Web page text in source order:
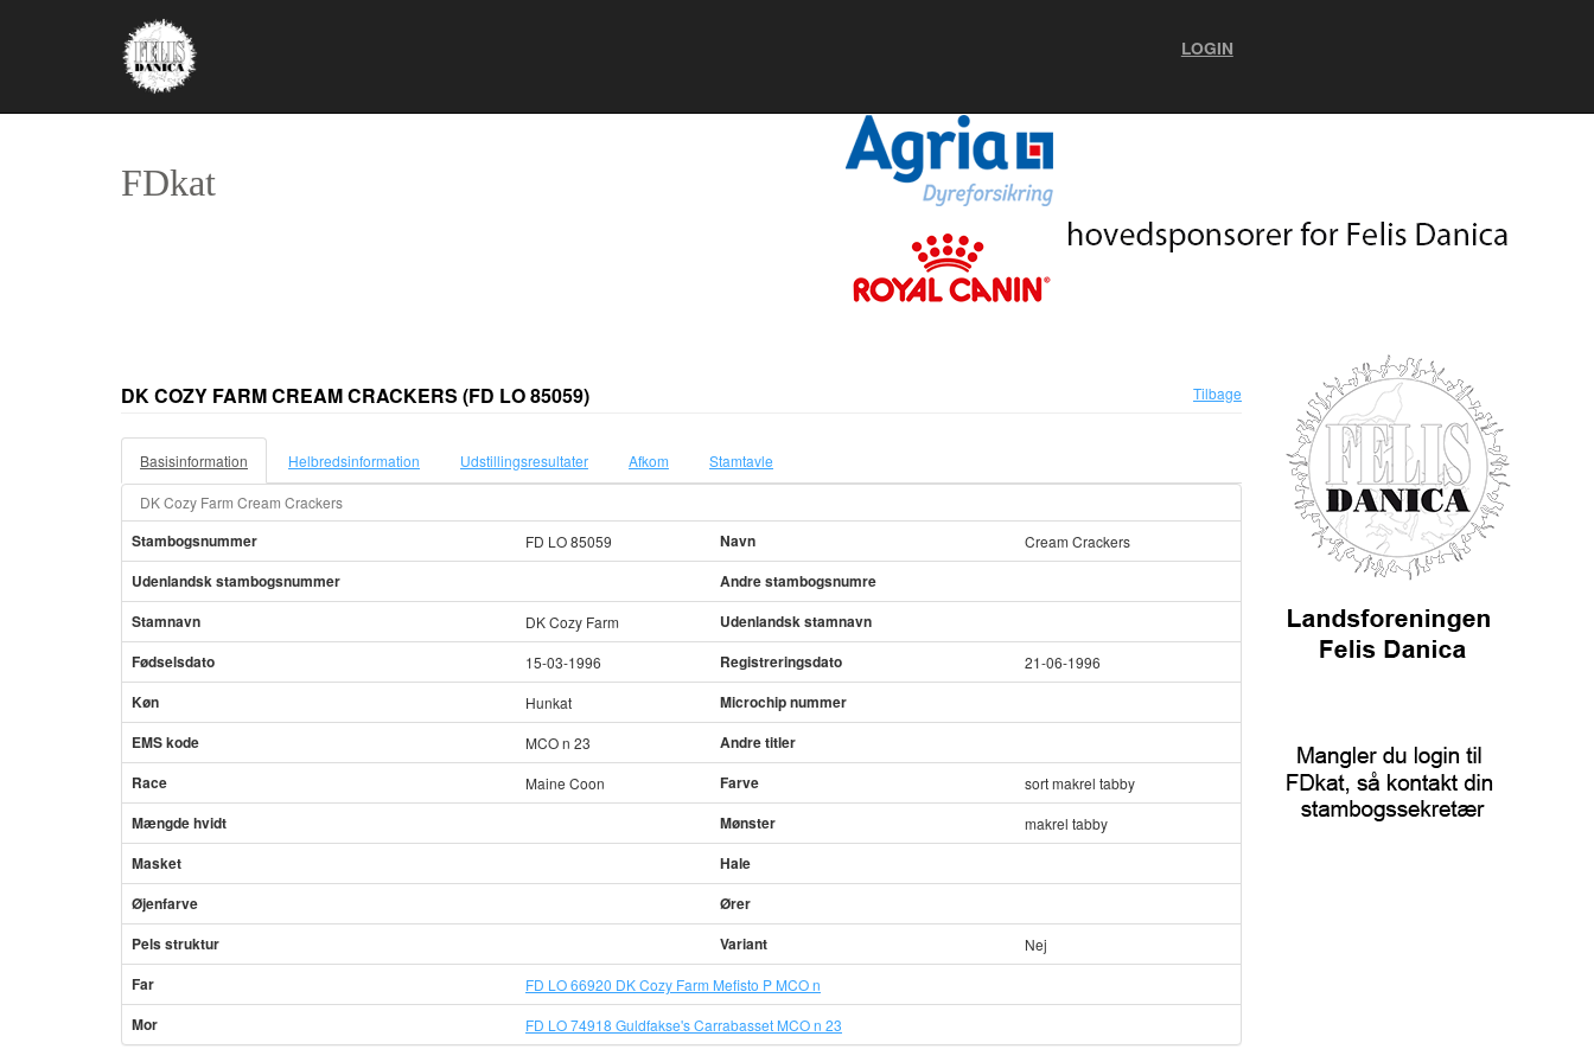
LOGIN
FDkat
DK COZY FARM CREAM CRACKERS (FD LO 85059) Tilbage
Basisinformation Helbredsinformation Udstillingsresultater Afkom Stamtavle
DK Cozy Farm Cream Crackers
Stambogsnummer FD LO 85059 Navn Cream Crackers
Udenlandsk stambogsnummer
Andre stambogsnumre
Stamnavn
DK Cozy Farm
Udenlandsk stamnavn
Fødselsdato
15-03-1996 Registreringsdato 21-06-1996
Køn Hunkat
Microchip nummer
EMS kode
MCO n 23
Andre titler
Race
Maine Coon Farve sort makrel tabby
Mængde hvidt Mønster makrel tabby
Masket
Hale
Øjenfarve
Ører
Pels struktur
Variant Nej
Far FD LO 66920 DK Cozy Farm Mefisto P MCO n
Mor FD LO 74918 Guldfakse's Carrabasset MCO n 23